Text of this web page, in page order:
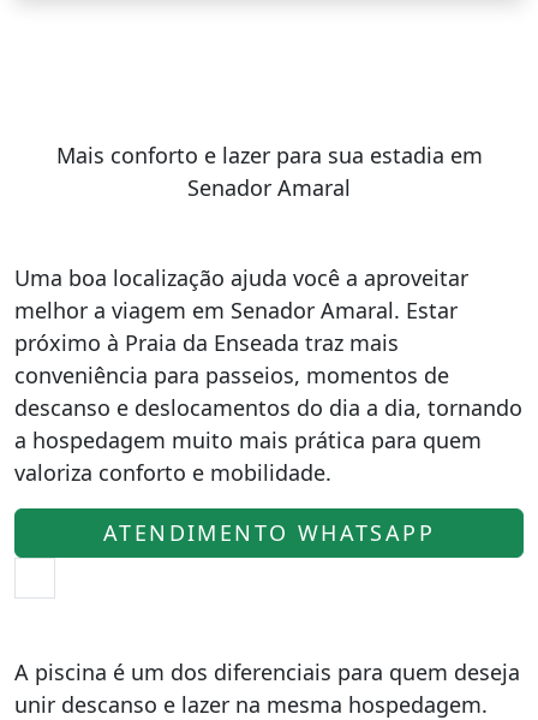
Mais conforto e lazer para sua estadia em
Senador Amaral
Uma boa localização ajuda você a aproveitar
melhor a viagem em Senador Amaral. Estar
próximo à Praia da Enseada traz mais
conveniência para passeios, momentos de
descanso e deslocamentos do dia a dia, tornando
a hospedagem muito mais prática para quem
valoriza conforto e mobilidade.
ATENDIMENTO WHATSAPP
A piscina é um dos diferenciais para quem deseja
unir descanso e lazer na mesma hospedagem.